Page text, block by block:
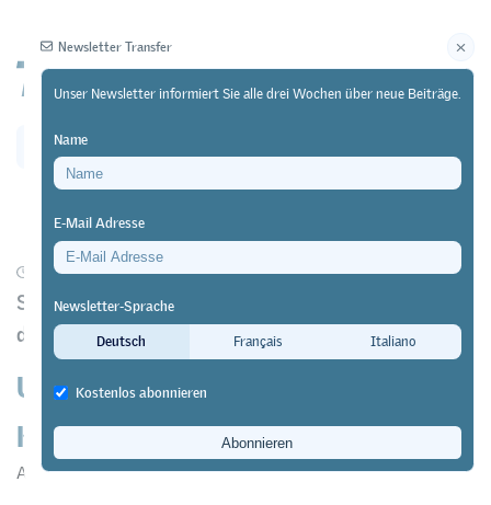
31/07/20 Forschung https://doi.org/10.64829/510
Studie «Sichere berufliche Laufbahnen in Zeiten
der Unsicherheit?»
Unsichere Zeiten – unsichere
Karrieren?
Annabelle Hofer&Daniel Spurk
Newsletter Transfer
Unser Newsletter informiert Sie alle drei Wochen über neue Beiträge.
Name
E-Mail Adresse
Newsletter-Sprache
Deutsch
Français Italiano
Kostenlos abonnieren